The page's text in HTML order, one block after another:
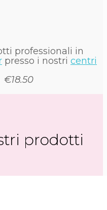
professionali in
presso i nostri centri
€18.50
prodotti